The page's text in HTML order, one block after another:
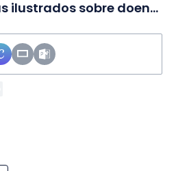
Slides minimalistas ilustrados sobre doenças autoimunes